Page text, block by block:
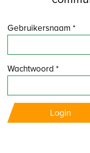
Gebruikersnaam *
Wachtwoord *
Login